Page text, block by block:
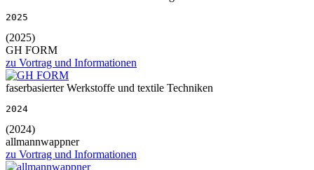
2025
(2025)
GH FORM
zu Vortrag und Informationen
faserbasierter Werkstoffe und textile Techniken
2024
(2024)
allmannwappner
zu Vortrag und Informationen